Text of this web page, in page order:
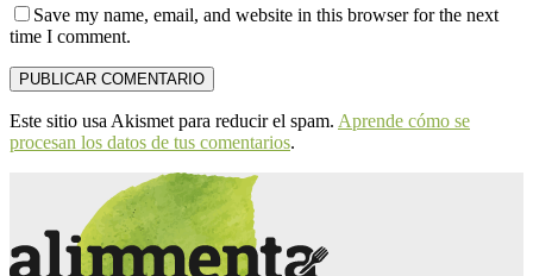
Save my name, email, and website in this browser for the next
time I comment.
Este sitio usa Akismet para reducir el spam. Aprende cómo se
procesan los datos de tus comentarios.